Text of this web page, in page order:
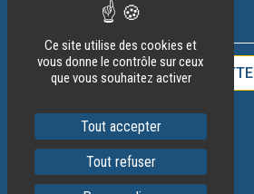
RESTEZ INFORMÉ
FACEBOOK
INSCRIPTION À LA
Ce site utilise des cookies et
vous donne le contrôle sur ceux
que vous souhaitez activer
Tout accepter
Tout refuser